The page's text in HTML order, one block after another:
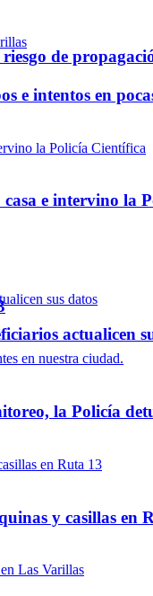
e intentos en
e intervino la
la Policía
y casillas en
de
actualicen